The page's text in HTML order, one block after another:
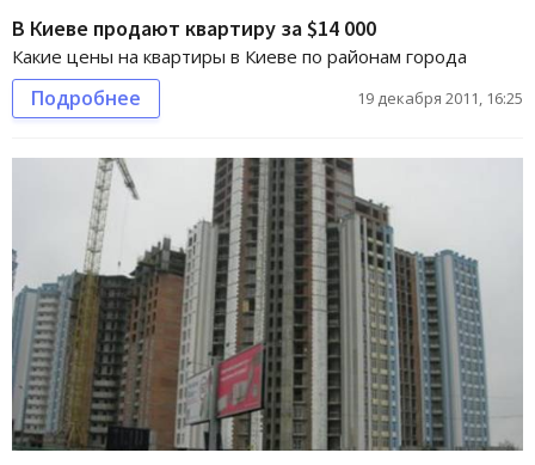
В Киеве продают квартиру за $14 000
Какие цены на квартиры в Киеве по районам города
Подробнее 19 декабря 2011, 16:25